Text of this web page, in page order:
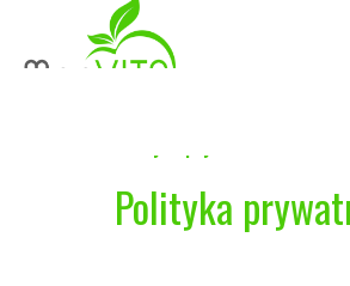
Poznajmy się!Polityka